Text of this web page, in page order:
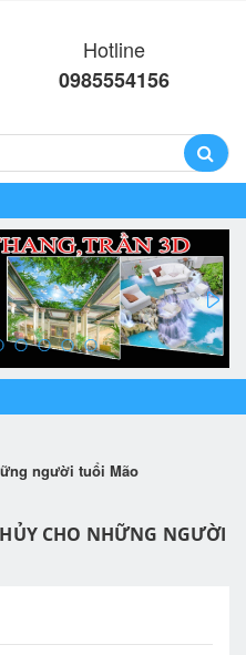
Hotline
0985554156
người tuổi Mão
CHO NHỮNG NGƯỜI